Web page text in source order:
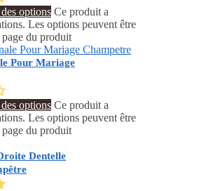
options Ce produit a
Les options peuvent être
du produit
Pour Mariage
options Ce produit a
Les options peuvent être
du produit
Dentelle